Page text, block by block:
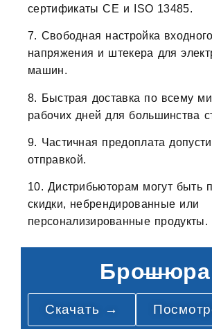
сертификаты CE и ISO 13485.
7. Свободная настройка входного
напряжения и штекера для
машин.
8. Быстрая доставка по всему
рабочих дней для большинства
9. Частичная предоплата
отправкой.
10. Дистрибьюторам могут быть
скидки, небрендированные или
персонализированные продукты.
Брошюра
Скачать →